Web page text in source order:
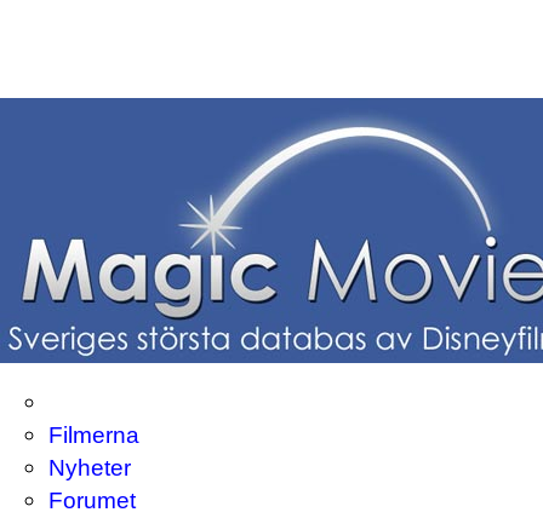
Filmerna
Nyheter
Forumet